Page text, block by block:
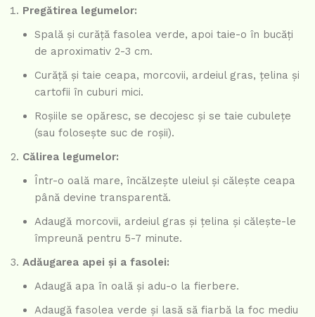
Pregătirea legumelor:
Spală și curăță fasolea verde, apoi taie-o în bucăți
de aproximativ 2-3 cm.
Curăță și taie ceapa, morcovii, ardeiul gras, țelina și
cartofii în cuburi mici.
Roșiile se opăresc, se decojesc și se taie cubulețe
(sau folosește suc de roșii).
Călirea legumelor:
Într-o oală mare, încălzește uleiul și călește ceapa
până devine transparentă.
Adaugă morcovii, ardeiul gras și țelina și călește-le
împreună pentru 5-7 minute.
Adăugarea apei și a fasolei:
Adaugă apa în oală și adu-o la fierbere.
Adaugă fasolea verde și lasă să fiarbă la foc mediu